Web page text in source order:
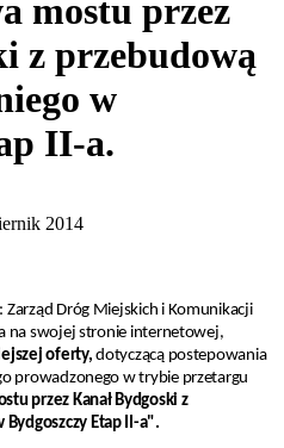
mostu przez
z przebudową
w
II-a.
2014
Dróg Miejskich i Komunikacji
na swojej stronie internetowej,
oferty,dotyczącą postepowania
prowadzonego w trybie przetargu
przez Kanał Bydgoski z
Etap II-a".